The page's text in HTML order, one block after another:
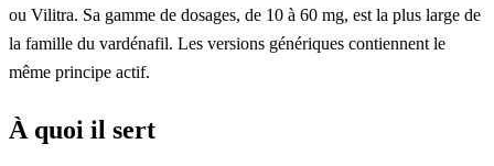
ou Vilitra. Sa gamme de dosages, de 10 à 60 mg, est la plus large de
la famille du vardénafil. Les versions génériques contiennent le
même principe actif.
À quoi il sert